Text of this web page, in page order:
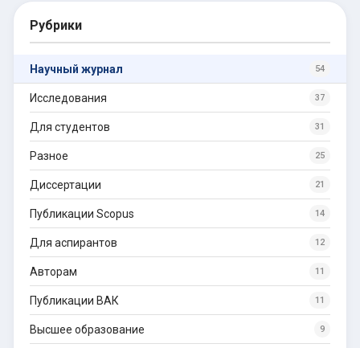
Рубрики
Научный журнал 54
Исследования 37
Для студентов 31
Разное 25
Диссертации 21
Публикации Scopus 14
Для аспирантов 12
Авторам 11
Публикации ВАК 11
Высшее образование 9